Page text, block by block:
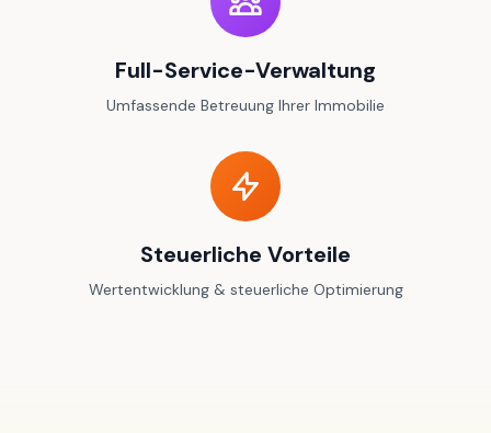
Full-Service-Verwaltung
Umfassende Betreuung Ihrer Immobilie
Steuerliche Vorteile
Wertentwicklung & steuerliche Optimierung